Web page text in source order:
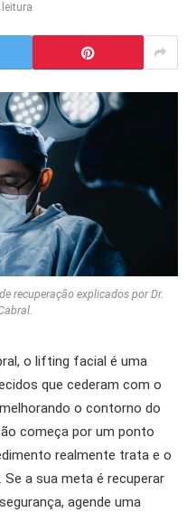
recuperação explicados por Dr.
o lifting facial é uma
que cederam com o
o contorno do
começa por um ponto
realmente trata e o
Se a sua meta é recuperar
agende uma